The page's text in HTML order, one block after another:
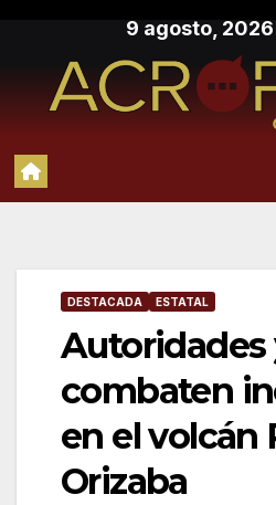
contenido
9 agosto, 2026
DESTACADA ESTATAL
Autoridades
combaten
en el volcán
Orizaba